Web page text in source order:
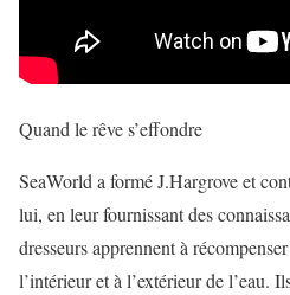
Quand le rêve s’effondre
SeaWorld a formé J.Hargrove et
lui, en leur fournissant des
dresseurs apprennent à
l’intérieur et à l’extérieur de l’eau.